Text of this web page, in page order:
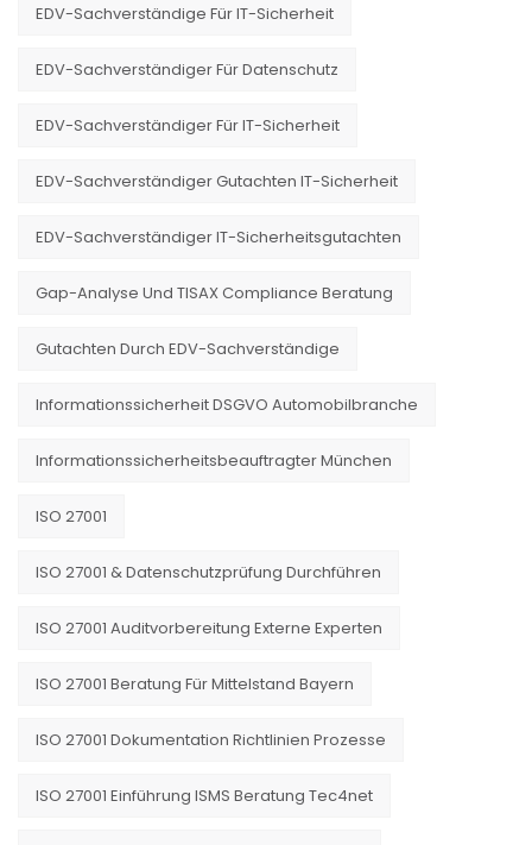
EDV-Sachverständige Für IT-Sicherheit
EDV-Sachverständiger Für Datenschutz
EDV-Sachverständiger Für IT-Sicherheit
EDV-Sachverständiger Gutachten IT-Sicherheit
EDV-Sachverständiger IT-Sicherheitsgutachten
Gap-Analyse Und TISAX Compliance Beratung
Gutachten Durch EDV-Sachverständige
Informationssicherheit DSGVO Automobilbranche
Informationssicherheitsbeauftragter München
ISO 27001
ISO 27001 & Datenschutzprüfung Durchführen
ISO 27001 Auditvorbereitung Externe Experten
ISO 27001 Beratung Für Mittelstand Bayern
ISO 27001 Dokumentation Richtlinien Prozesse
ISO 27001 Einführung ISMS Beratung Tec4net